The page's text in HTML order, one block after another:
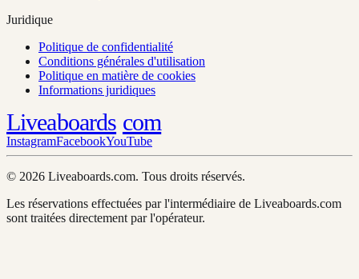
Juridique
Politique de confidentialité
Conditions générales d'utilisation
Politique en matière de cookies
Informations juridiques
Liveaboards com
InstagramFacebookYouTube
© 2026 Liveaboards.com. Tous droits réservés.
Les réservations effectuées par l'intermédiaire de Liveaboards.com
sont traitées directement par l'opérateur.